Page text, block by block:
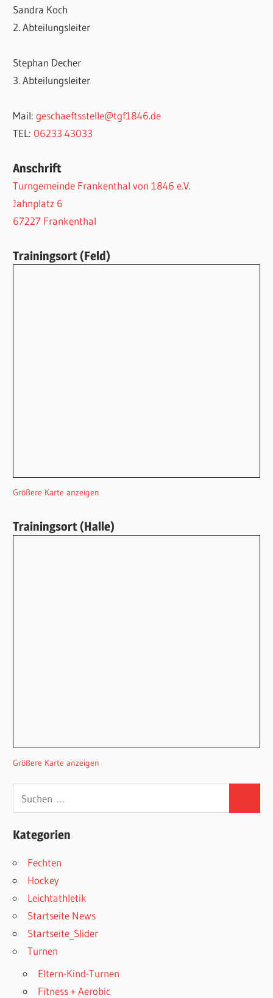
Sandra Koch
2. Abteilungsleiter
Stephan Decher
3. Abteilungsleiter
Mail:geschaeftsstelle@tgf1846.de
TEL: 06233 43033
Anschrift
Turngemeinde Frankenthal von 1846 e.V.
Jahnplatz 6
67227 Frankenthal
Trainingsort (Feld)
Größere Karte anzeigen
Trainingsort (Halle)
Größere Karte anzeigen
nach:
Kategorien
Fechten
Hockey
Leichtathletik
Startseite News
Startseite_Slider
Turnen
Eltern-Kind-Turnen
Fitness + Aerobic